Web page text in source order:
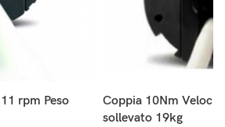
rpm Peso
Coppia 10Nm
sollevato 19kg